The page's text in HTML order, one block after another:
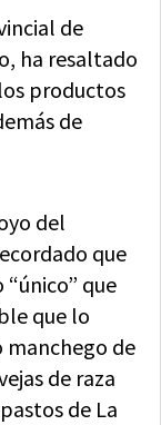
de
ha resaltado
productos
de
del
que
que
que lo
manchego de
de raza
de La